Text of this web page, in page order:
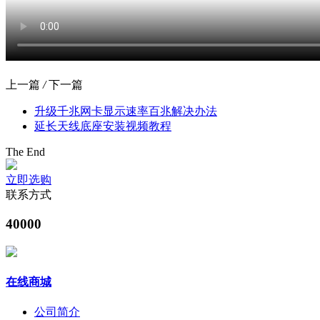
上一篇 /下一篇
升级千兆网卡显示速率百兆解决办法
延长天线底座安装视频教程
The End
立即选购
联系方式
40000
在线商城
公司简介